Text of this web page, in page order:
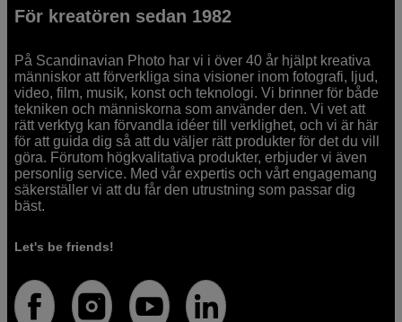
För kreatören sedan 1982
På Scandinavian Photo har vi i över 40 år hjälpt kreativa
människor att förverkliga sina visioner inom fotografi, ljud,
video, film, musik, konst och teknologi. Vi brinner för både
tekniken och människorna som använder den. Vi vet att
rätt verktyg kan förvandla idéer till verklighet, och vi är här
för att guida dig så att du väljer rätt produkter för det du vill
göra. Förutom högkvalitativa produkter, erbjuder vi även
personlig service. Med vår expertis och vårt engagemang
säkerställer vi att du får den utrustning som passar dig
bäst.
Let's be friends!